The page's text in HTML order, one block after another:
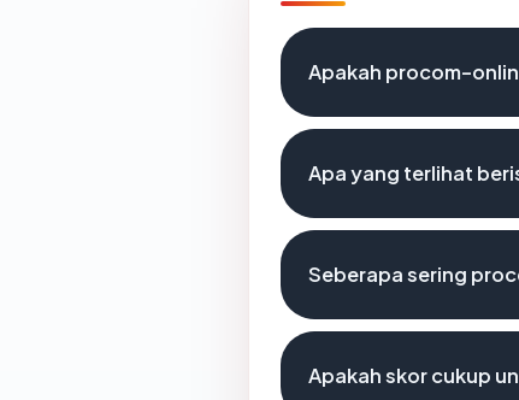
Apakah procom-
Apa yang terlihat
Seberapa sering
Apakah skor cukup